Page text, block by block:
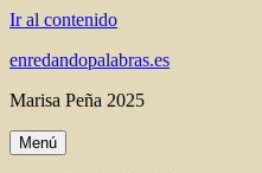
Ir al contenido
enredandopalabras.es
Marisa Peña 2025
Menú